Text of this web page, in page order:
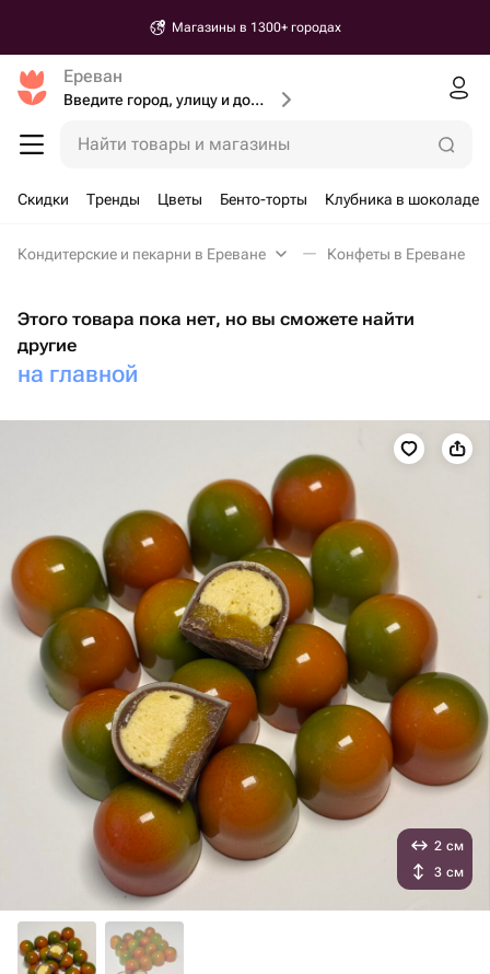
Магазины в 1300+ городах
Ереван
Введите город, улицу и дом доставки
Найти товары и магазины
Скидки Тренды Цветы Бенто-торты Клубника в шоколаде
Кондитерские и пекарни в Ереване Конфеты в Ереване
Этого товара пока нет, но вы сможете найти
другие
на главной
2 см
3 см